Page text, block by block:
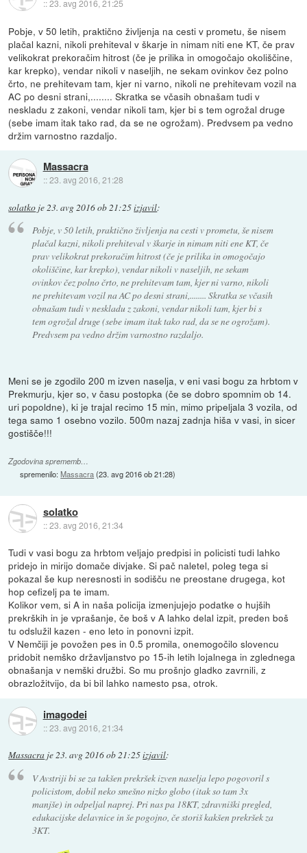
::23. avg 2016, 21:25
Pobje, v 50 letih, praktično življenja na cesti v prometu, še nisem
plačal kazni, nikoli prehiteval v škarje in nimam niti ene KT, če prav
velikokrat prekoračim hitrost (če je prilika in omogočajo okoliščine,
kar krepko), vendar nikoli v naseljih, ne sekam ovinkov čez polno
črto, ne prehitevam tam, kjer ni varno, nikoli ne prehitevam vozil na
AC po desni strani,........ Skratka se včasih obnašam tudi v
neskladu z zakoni, vendar nikoli tam, kjer bi s tem ogrožal druge
(sebe imam itak tako rad, da se ne ogrožam). Predvsem pa vedno
držim varnostno razdaljo.
Massacra
::23. avg 2016, 21:28
solatko je23. avg 2016 ob 21:25izjavil:
Pobje, v 50 letih, praktično življenja na cesti v prometu, še nisem
plačal kazni, nikoli prehiteval v škarje in nimam niti ene KT, če
prav velikokrat prekoračim hitrost (če je prilika in omogočajo
okoliščine, kar krepko), vendar nikoli v naseljih, ne sekam
ovinkov čez polno črto, ne prehitevam tam, kjer ni varno, nikoli
ne prehitevam vozil na AC po desni strani,........ Skratka se včasih
obnašam tudi v neskladu z zakoni, vendar nikoli tam, kjer bi s
tem ogrožal druge (sebe imam itak tako rad, da se ne ogrožam).
Predvsem pa vedno držim varnostno razdaljo.
Meni se je zgodilo 200 m izven naselja, v eni vasi bogu za hrbtom v
Prekmurju, kjer so, v času postopka (če se dobro spomnim ob 14.
uri popoldne), ki je trajal recimo 15 min, mimo pripeljala 3 vozila, od
tega samo 1 osebno vozilo. 500m nazaj zadnja hiša v vasi, in sicer
gostišče!!!
Zgodovina sprememb…
spremenilo:Massacra(23. avg 2016 ob 21:28)
solatko
::23. avg 2016, 21:34
Tudi v vasi bogu za hrbtom veljajo predpisi in policisti tudi lahko
pridejo in mirijo domače divjake. Si pač naletel, poleg tega si
pokazal še kup neresnosti in sodišču ne preostane drugega, kot
hop cefizelj pa te imam.
Kolikor vem, si A in naša policija izmenjujejo podatke o hujših
prekrških in je vprašanje, če boš v A lahko delal izpit, preden boš
tu odslužil kazen - eno leto in ponovni izpit.
V Nemčiji je povožen pes in 0.5 promila, onemogočilo slovencu
pridobit nemško državljanstvo po 15-ih letih lojalnega in zglednega
obnašanja v nemški družbi. So mu prošnjo gladko zavrnili, z
obrazložitvijo, da bi bil lahko namesto psa, otrok.
imagodei
::23. avg 2016, 21:34
Massacra je23. avg 2016 ob 21:25izjavil:
V Avstriji bi se za takšen prekršek izven naselja lepo pogovoril s
policistom, dobil neko smešno nizko globo (itak so tam 3x
manjše) in odpeljal naprej. Pri nas pa 18KT, zdravniški pregled,
edukacijske delavnice in še pogojno, če storiš kakšen prekršek za
3KT.